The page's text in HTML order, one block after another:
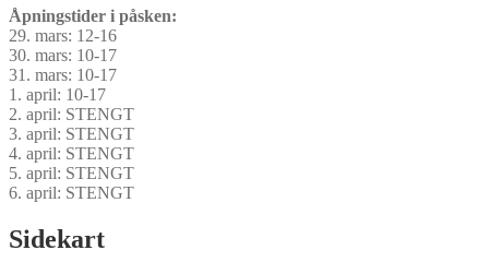
Åpningstider i påsken:
29. mars: 12-16
30. mars: 10-17
31. mars: 10-17
1. april: 10-17
2. april: STENGT
3. april: STENGT
4. april: STENGT
5. april: STENGT
6. april: STENGT
Sidekart